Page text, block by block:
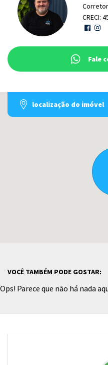
CRECI:
Fale
localização do imóvel
VOCÊ TAMBÉM PODE GOSTAR:
Ops! Parece que não há nada